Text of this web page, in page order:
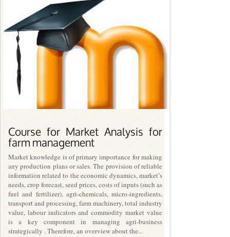
Course for Market Analysis for
farm management
Market knowledge is of primary importance for making
any production plans or sales. The provision of reliable
information related to the economic dynamics, market’s
needs, crop forecast, seed prices, costs of inputs (such as
fuel and fertilizer), agri-chemicals, micro-ingredients,
transport and processing, farm machinery, total industry
value, labour indicators and commodity market value
is a key component in managing agri-business
strategically . Therefore, an overview about the...